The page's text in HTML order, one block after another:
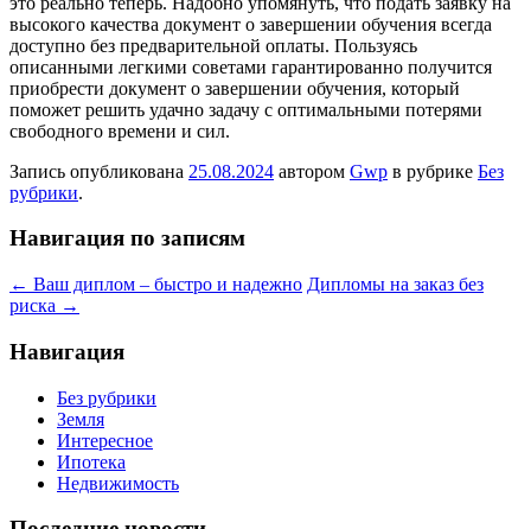
высокого качества документ о завершении обучения всегда
доступно без предварительной оплаты. Пользуясь
описанными легкими советами гарантированно получится
приобрести документ о завершении обучения, который
поможет решить удачно задачу с оптимальными потерями
свободного времени и сил.
Запись опубликована 25.08.2024 автором Gwp в рубрике Без
рубрики.
Навигация по записям
← Ваш диплом – быстро и надежно Дипломы на заказ без
риска →
Навигация
Без рубрики
Земля
Интересное
Ипотека
Недвижимость